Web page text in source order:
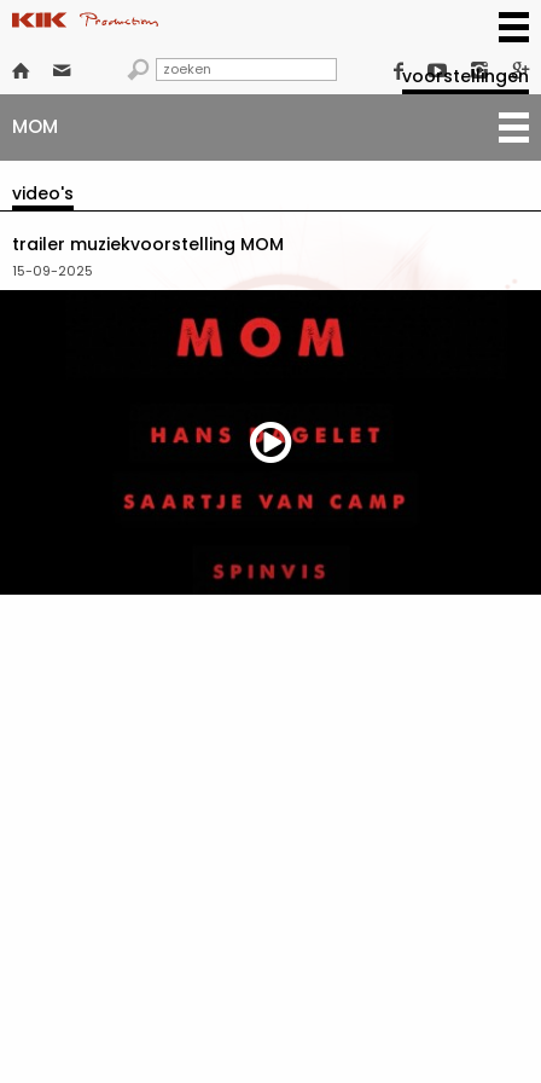
      
voorstellingen
MOM
video's
trailer muziekvoorstelling MOM
15-09-2025